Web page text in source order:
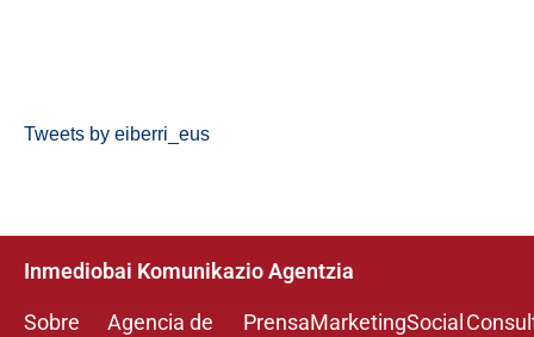
Tweets by eiberri_eus
Inmediobai Komunikazio Agentzia
Sobre
Agencia de
PrensaMarketingSocial